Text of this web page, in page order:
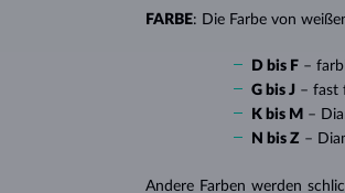
FARBE: Die Farbe von
D bis F –
G bis J – fast
K bis M –
N bis Z –
Andere Farben werden